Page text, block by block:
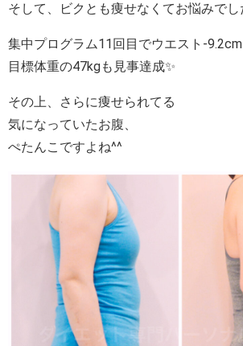
そして、ビクとも痩せなくてお悩みでし
集中プログラム11回目でウエスト-9.2cm
目標体重の47kgも見事達成✨
その上、さらに痩せられてる
気になっていたお腹、
ぺたんこですよね^^